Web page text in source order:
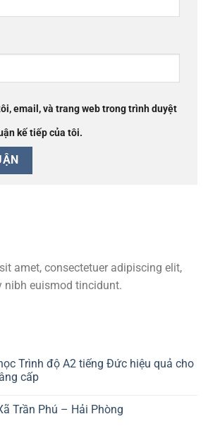
email, và trang web trong trình duyệt
kế tiếp của tôi.
amet, consectetuer adipiscing elit,
nibh euismod tincidunt.
Trình độ A2 tiếng Đức hiệu quả cho
cấp
Trần Phú – Hải Phòng